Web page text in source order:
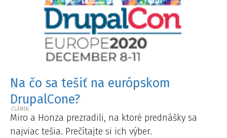
Na čo sa tešiť na európskom
DrupalCone?
Miro a Honza prezradili, na ktoré prednášky sa
najviac tešia. Prečítajte si ich výber.